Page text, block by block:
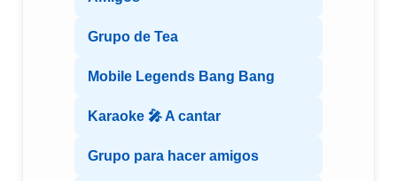
Grupo de Tea
Mobile Legends Bang Bang
Karaoke 🎤 A cantar
Grupo para hacer amigos